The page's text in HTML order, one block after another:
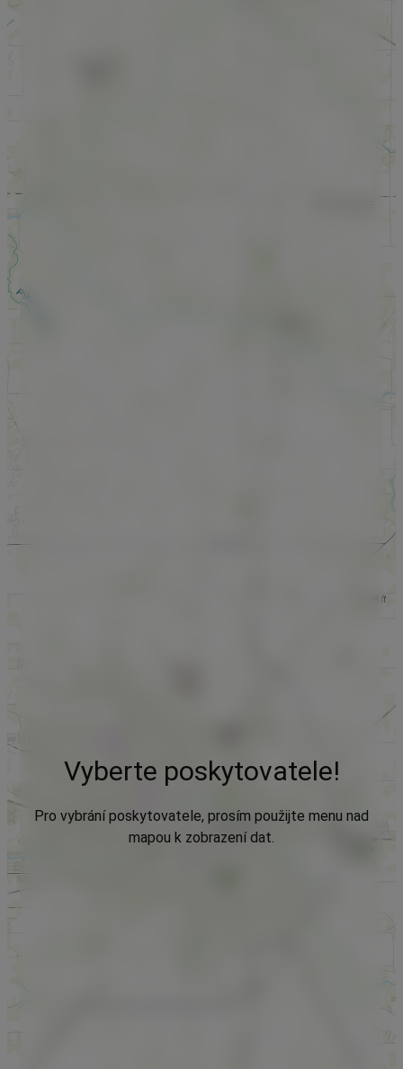
Vyberte poskytovatele!
Pro vybrání poskytovatele, prosím použijte menu nad
mapou k zobrazení dat.